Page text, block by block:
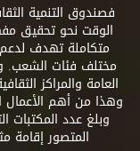
فصندوق التنمية
الوقت نحو تحقيق
متكاملة تهدف لدعم
مختلف فئات الشعب.
العامة والمراكز
وهذا من أهم
وبلغ عدد
المتصور إقامة